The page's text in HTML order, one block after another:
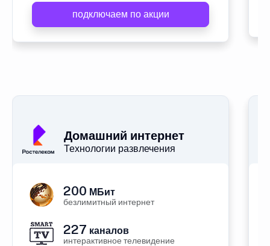
подключаем по акции
Домашний интернет
Технологии развлечения
200 МБит
безлимитный интернет
227 каналов
интерактивное телевидение